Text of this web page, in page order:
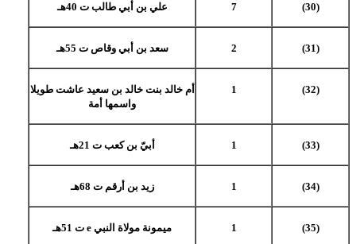
(30)
7 علي بن أبي طالب ت 40هـ
(31)
2 سعد بن أبي وقاص ت 55هـ
(32)
1
أم خالد بنت خالد بن سعيد عاشت طويلا
واسمها أمة
(33)
1 أبيّ بن كعب ت 21هـ
(34)
1 زيد بن أرقم ت 68هـ
(35)
1 ميمونة مولاة النبي e ت 51هـ